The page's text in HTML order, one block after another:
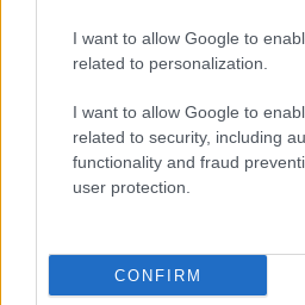
I want to allow Google to
related to personalization.
I want to allow Google to
related to security, including
functionality and fraud
user protection.
CONFIRM
SZAVAKKAL